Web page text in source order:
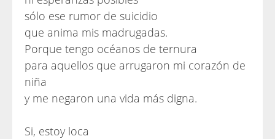
sólo ese rumor de suicidio
que anima mis madrugadas.
Porque tengo océanos de ternura
para aquellos que arrugaron mi corazón de
niña
y me negaron una vida más digna.
Si, estoy loca